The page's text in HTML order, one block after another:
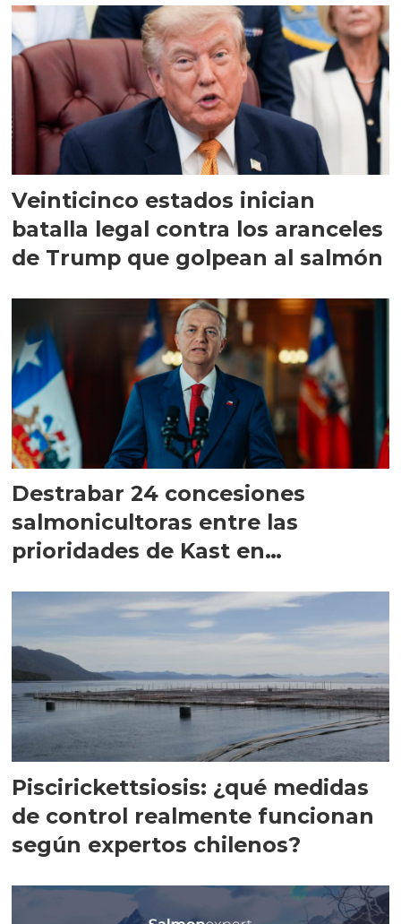
Veinticinco estados inician
batalla legal contra los aranceles
de Trump que golpean al salmón
Destrabar 24 concesiones
salmonicultoras entre las
prioridades de Kast en
Piscirickettsiosis: ¿qué medidas
de control realmente funcionan
según expertos chilenos?